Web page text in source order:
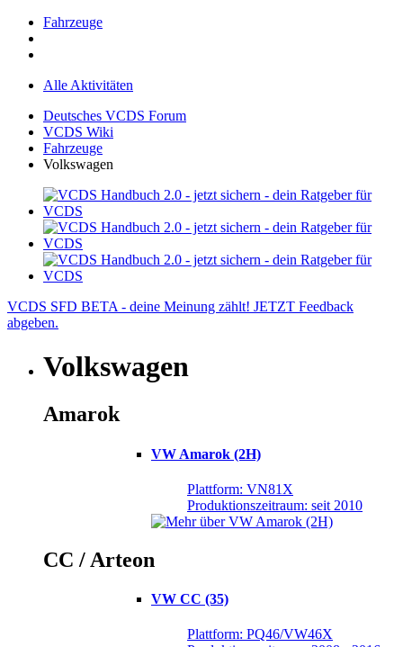
Fahrzeuge
Alle Aktivitäten
Deutsches VCDS Forum
VCDS Wiki
Fahrzeuge
Volkswagen
VCDS SFD BETA - deine Meinung zählt! JETZT Feedback
abgeben.
Volkswagen
Amarok
VW Amarok (2H)
Plattform: VN81X
Produktionszeitraum: seit 2010
CC / Arteon
VW CC (35)
Plattform: PQ46/VW46X